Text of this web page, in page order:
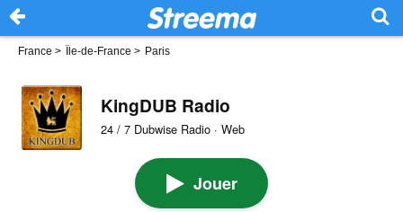
France > Île-de-France > Paris
KingDUB Radio
24 / 7 Dubwise Radio · Web
Jouer